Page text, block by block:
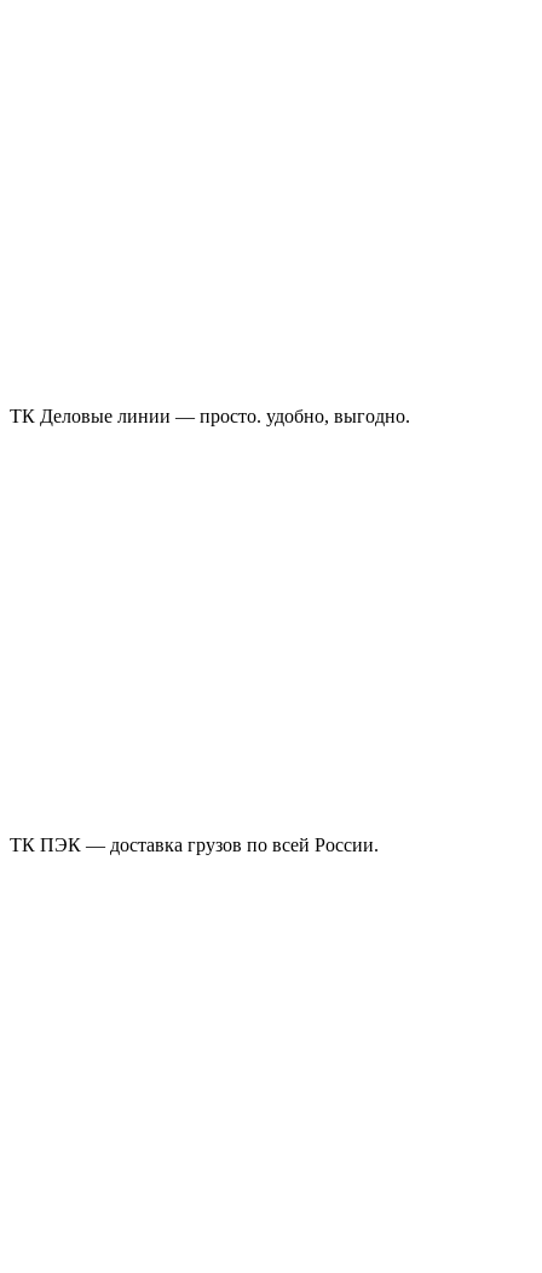
ТК Деловые линии — просто. удобно, выгодно.
ТК ПЭК — доставка грузов по всей России.